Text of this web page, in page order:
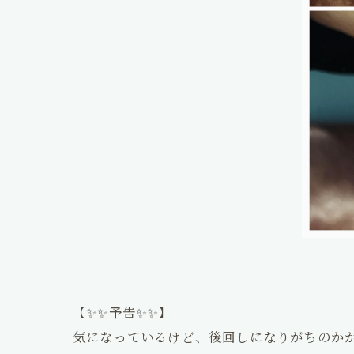
【✨✨予告✨✨】
気になっているけど、後回しになりがちのか